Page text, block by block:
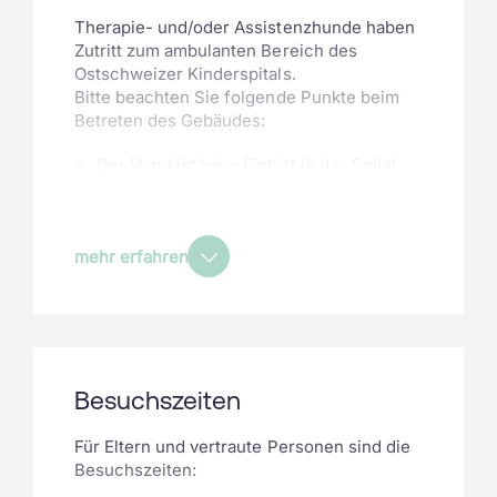
Therapie- und/oder Assistenzhunde haben
Zutritt zum ambulanten Bereich des
Ostschweizer Kinderspitals.
Bitte beachten Sie folgende Punkte beim
Betreten des Gebäudes:
gekennzeichnet (z.B. mit einem
Bereich begrenzt.
Für den stationären Bereich müssen aus
Hygienegründen weitergehende
mehr erfahren
Besuchs­zeiten
Für Eltern und vertraute Personen sind die
Besuchszeiten: